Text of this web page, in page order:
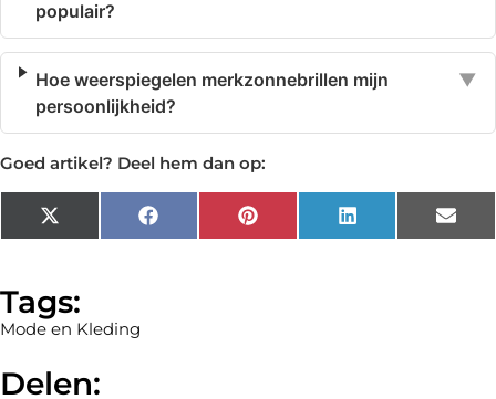
populair?
Hoe weerspiegelen merkzonnebrillen mijn
persoonlijkheid?
▼
Goed artikel? Deel hem dan op:
X
(Twitter)
Facebook Pinterest LinkedIn
Tags:
Mode en Kleding
Delen: